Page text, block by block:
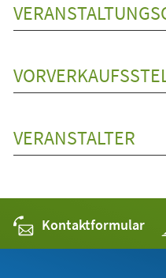
VERANSTALTER
Kontaktformular